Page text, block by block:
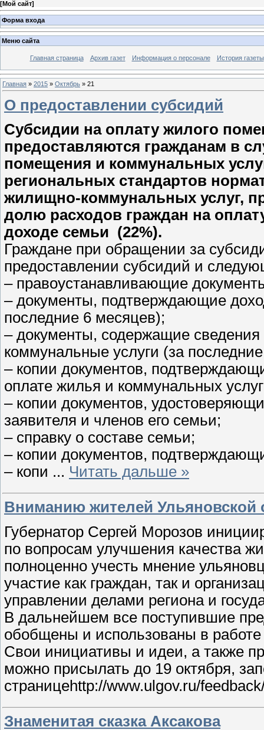
[Мой сайт]
Форма входа
Меню сайта
Главная страница Архив газет Информация о персонале История газеты
Главная » 2015 » Октябрь » 21
О предоставлении субсидий
Субсидии на оплату жилого
предоставляются гражданам в
помещения и коммунальных
региональных стандартов
жилищно-коммунальных услуг,
долю расходов граждан на
доходе семьи (22%).
Граждане при обращении за
предоставлении субсидий и
– правоустанавливающие
– документы, подтверждающие
последние 6 месяцев);
– документы, содержащие
коммунальные услуги (за
– копии документов,
оплате жилья и коммунальных
– копии документов,
заявителя и членов его семьи;
– справку о составе семьи;
– копии документов,
– копи ... Читать дальше »
Вниманию жителей Ульяновской
Губернатор Сергей Морозов
по вопросам улучшения качества
полноценно учесть мнение
участие как граждан, так и
управлении делами региона и
В дальнейшем все поступившие
обобщены и использованы в работе
Свои инициативы и идеи, а также
можно присылать до 19 октября,
страницеhttp://www.ulgov.ru/
Знаменитая сказка Аксакова